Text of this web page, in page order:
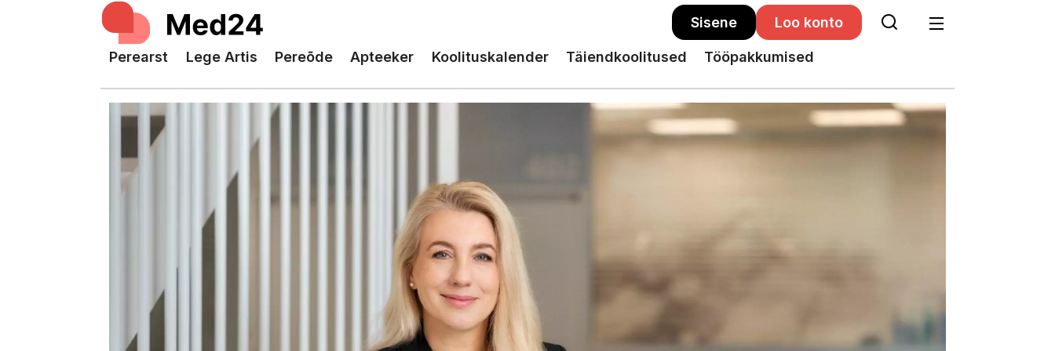
Sisene Loo konto
Perearst Lege Artis Pereõde Apteeker Koolituskalender Täiendkoolitused Tööpakkumised